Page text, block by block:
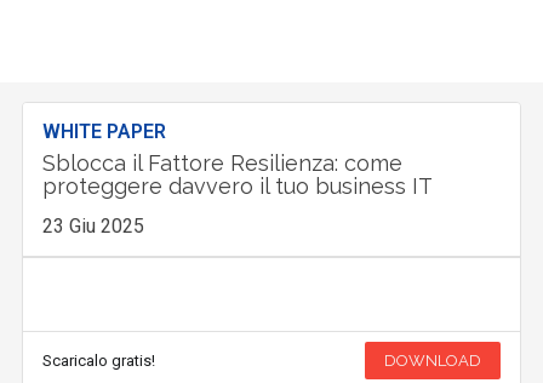
WHITE PAPER
Sblocca il Fattore Resilienza: come
proteggere davvero il tuo business IT
23 Giu 2025
Scaricalo gratis! DOWNLOAD